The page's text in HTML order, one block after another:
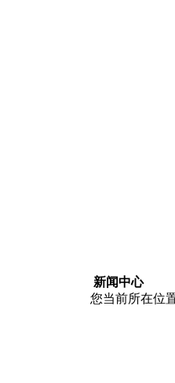
新闻中心
您当前所在位